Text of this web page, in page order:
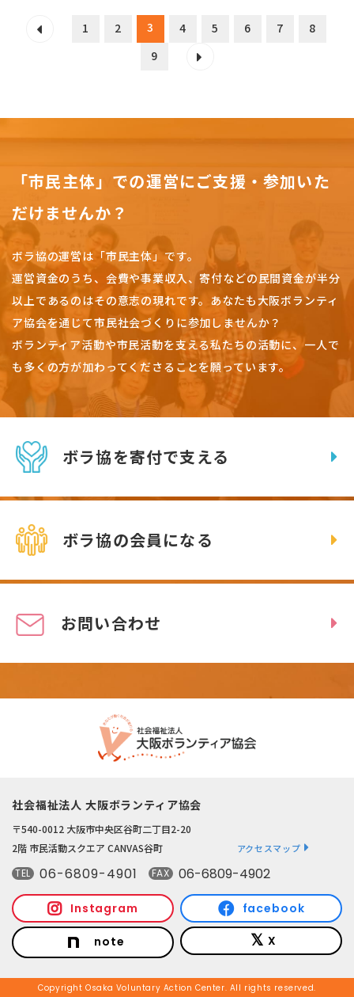
1 2 3 4 5 6 7
8
9
「市民主体」での運営にご支援・参加いた
だけませんか？
ボラ協の運営は「市民主体」です。
運営資金のうち、会費や事業収入、寄付などの民間資金が半分
以上であるのはその意志の現れです。 あなたも大阪ボランティ
ア協会を通じて市民社会づくりに参加しませんか？
ボランティア活動や市民活動を支える私たちの活動に、一人で
も多くの方が加わってくださることを願っています。
ボラ協を寄付で支える
ボラ協の会員になる
お問い合わせ
社会福祉法人 大阪ボランティア協会
〒540-0012 大阪市中央区谷町二丁目2-20
2階 市民活動スクエア CANVAS谷町
アクセスマップ
TEL 06-6809-4901 FAX 06-6809-4902
Instagram facebook
note X
Copyright Osaka Voluntary Action Center. All rights reserved.